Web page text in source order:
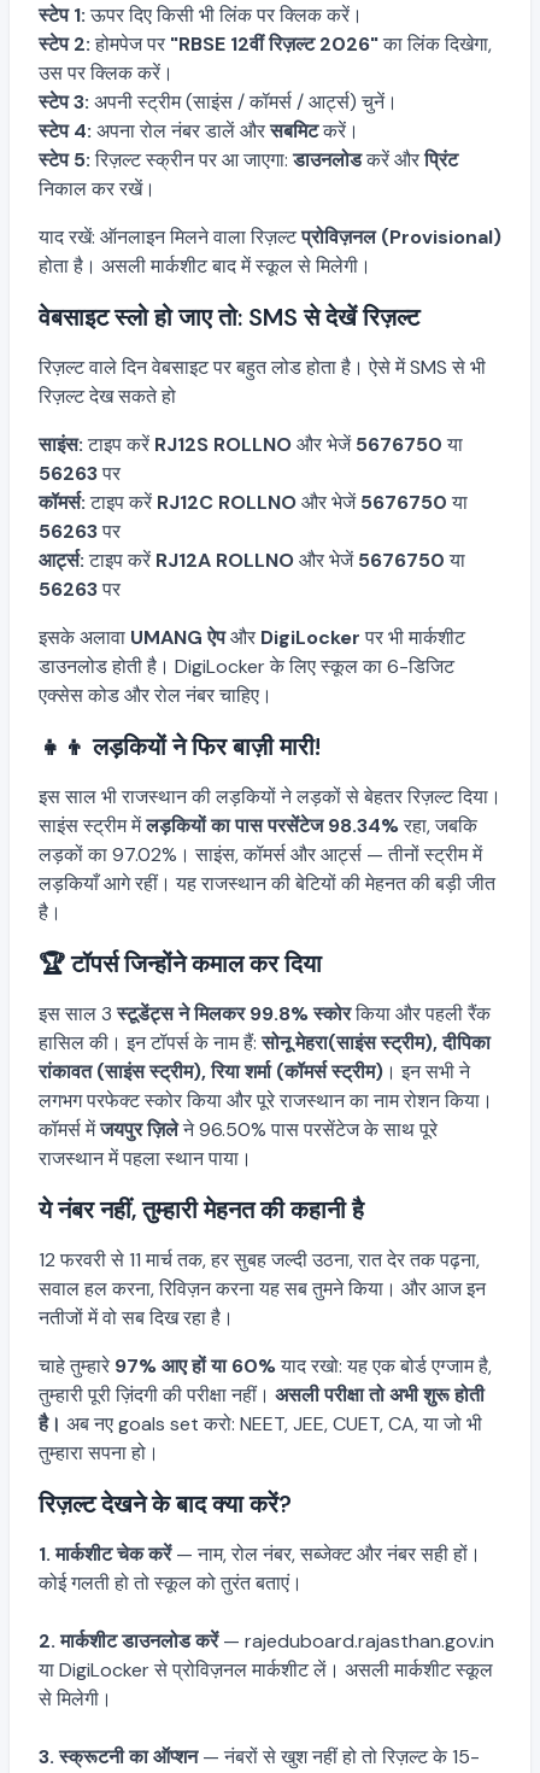
स्टेप 1:ऊपर दिए किसी भी लिंक पर क्लिक करें।
स्टेप 2:होमपेज पर "RBSE 12वीं रिज़ल्ट 2026"का लिंक दिखेगा,
उस पर क्लिक करें।
स्टेप 3: अपनी स्ट्रीम (साइंस / कॉमर्स / आर्ट्स) चुनें।
स्टेप 4: अपना रोल नंबर डालें औरसबमिटकरें।
स्टेप 5:रिज़ल्ट स्क्रीन पर आ जाएगा:डाउनलोडकरें औरप्रिंट
निकाल कर रखें।
याद रखें: ऑनलाइन मिलने वाला रिज़ल्टप्रोविज़नल (Provisional)
होता है। असली मार्कशीट बाद में स्कूल से मिलेगी।
वेबसाइट स्लो हो जाए तो: SMS से देखें रिज़ल्ट
रिज़ल्ट वाले दिन वेबसाइट पर बहुत लोड होता है। ऐसे में SMS से भी
रिज़ल्ट देख सकते हो
साइंस:टाइप करें RJ12S ROLLNOऔर भेजें5676750या
56263पर
कॉमर्स:टाइप करें RJ12C ROLLNOऔर भेजें5676750या
56263पर
आर्ट्स:टाइप करें RJ12A ROLLNOऔर भेजें5676750या
56263पर
इसके अलावा UMANG ऐपऔर DigiLockerपर भी मार्कशीट
डाउनलोड होती है। DigiLocker के लिए स्कूल का 6-डिजिट
एक्सेस कोड और रोल नंबर चाहिए।
👧👦 लड़कियों ने फिर बाज़ी मारी!
इस साल भी राजस्थान की लड़कियों ने लड़कों से बेहतर रिज़ल्ट दिया।
साइंस स्ट्रीम मेंलड़कियों का पास परसेंटेज 98.34%रहा, जबकि
लड़कों का 97.02%। साइंस, कॉमर्स और आर्ट्स — तीनों स्ट्रीम में
लड़कियाँ आगे रहीं। यह राजस्थान की बेटियों की मेहनत की बड़ी जीत
है।
🏆 टॉपर्स जिन्होंने कमाल कर दिया
इस साल 3स्टूडेंट्स ने मिलकर 99.8% स्कोरकिया और पहली रैंक
हासिल की। इन टॉपर्स के नाम हैं:सोनू मेहरा(साइंस स्ट्रीम), दीपिका
रांकावत (साइंस स्ट्रीम), रिया शर्मा (कॉमर्स स्ट्रीम) । इन सभी ने
लगभग परफेक्ट स्कोर किया और पूरे राजस्थान का नाम रोशन किया।
कॉमर्स मेंजयपुर ज़िलेने 96.50% पास परसेंटेज के साथ पूरे
राजस्थान में पहला स्थान पाया।
ये नंबर नहीं, तुम्हारी मेहनत की कहानी है
12 फरवरी से 11 मार्च तक, हर सुबह जल्दी उठना, रात देर तक पढ़ना,
सवाल हल करना, रिविज़न करना यह सब तुमने किया। और आज इन
नतीजों में वो सब दिख रहा है।
चाहे तुम्हारे 97% आए हों या 60%याद रखो: यह एक बोर्ड एग्जाम है,
तुम्हारी पूरी ज़िंदगी की परीक्षा नहीं। असली परीक्षा तो अभी शुरू होती
है। अब नए goals set करो: NEET, JEE, CUET, CA, या जो भी
तुम्हारा सपना हो।
रिज़ल्ट देखने के बाद क्या करें?
1. मार्कशीट चेक करें— नाम, रोल नंबर, सब्जेक्ट और नंबर सही हों।
कोई गलती हो तो स्कूल को तुरंत बताएं।
2. मार्कशीट डाउनलोड करें— rajeduboard.rajasthan.gov.in
या DigiLocker से प्रोविज़नल मार्कशीट लें। असली मार्कशीट स्कूल
से मिलेगी।
3. स्क्रूटनी का ऑप्शन— नंबरों से खुश नहीं हो तो रिज़ल्ट के 15-